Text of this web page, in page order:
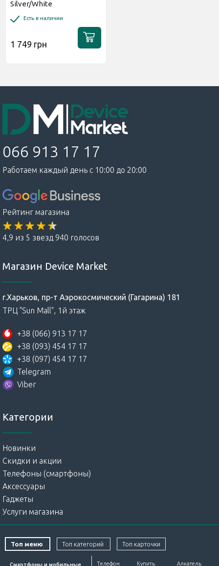
Silver/White
Есть в наличии
1 749 грн
066 913 17 17
Работаем каждый день с 10:00 до 20:00
Рейтинг магазина
4,9 из 5 звезд 940 голосов
Магазин Device Market
г.Харьков, пр-т Аэрокосмический (Гагарина) 181
ТРЦ "Sun Mall", 1й этаж
+38 (066) 913 17 17
+38 (093) 454 17 17
+38 (097) 454 17 17
Telegram
Viber
Категории
Новинки
Скидки и акции
Телефоны (смартфоны)
Аксессуары
Гаджеты
Услуги магазина
Топ меню Топ категорий Топ карточки
Смартфоны и мобильные Телефон Купить Алкатель